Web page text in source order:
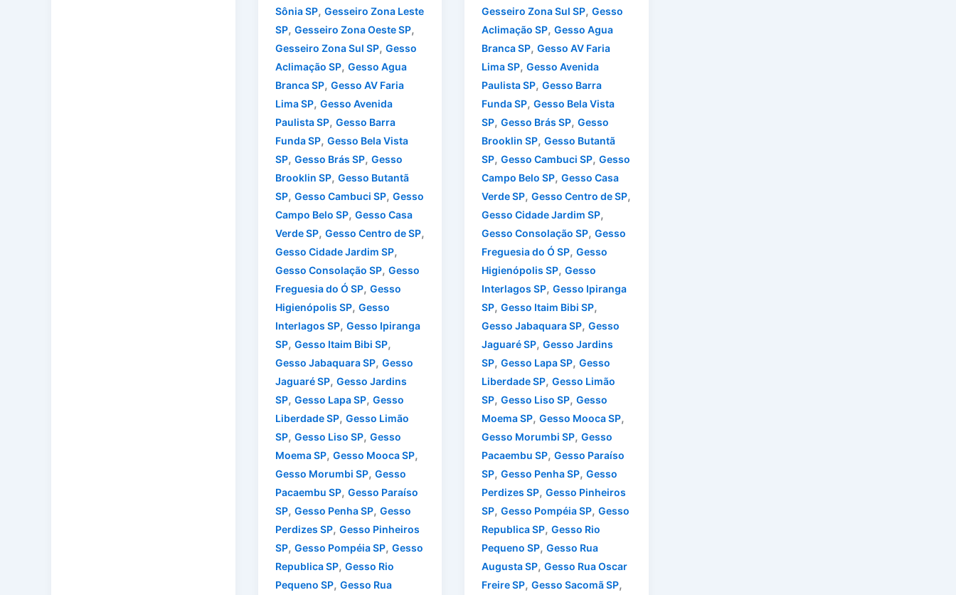
Sônia SP, Gesseiro Zona Leste
SP, Gesseiro Zona Oeste SP,
Gesseiro Zona Sul SP, Gesso
Aclimação SP, Gesso Agua
Branca SP, Gesso AV Faria
Lima SP, Gesso Avenida
Paulista SP, Gesso Barra
Funda SP, Gesso Bela Vista
SP, Gesso Brás SP, Gesso
Brooklin SP, Gesso Butantã
SP, Gesso Cambuci SP, Gesso
Campo Belo SP, Gesso Casa
Verde SP, Gesso Centro de SP,
Gesso Cidade Jardim SP,
Gesso Consolação SP, Gesso
Freguesia do Ó SP, Gesso
Higienópolis SP, Gesso
Interlagos SP, Gesso Ipiranga
SP, Gesso Itaim Bibi SP,
Gesso Jabaquara SP, Gesso
Jaguaré SP, Gesso Jardins
SP, Gesso Lapa SP, Gesso
Liberdade SP, Gesso Limão
SP, Gesso Liso SP, Gesso
Moema SP, Gesso Mooca SP,
Gesso Morumbi SP, Gesso
Pacaembu SP, Gesso Paraíso
SP, Gesso Penha SP, Gesso
Perdizes SP, Gesso Pinheiros
SP, Gesso Pompéia SP, Gesso
Republica SP, Gesso Rio
Pequeno SP, Gesso Rua
Gesseiro Zona Sul SP,Gesso
Aclimação SP,Gesso Agua
Branca SP,Gesso AV Faria
Lima SP,Gesso Avenida
Paulista SP,Gesso Barra
Funda SP,Gesso Bela Vista
SP,Gesso Brás SP,Gesso
Brooklin SP,Gesso Butantã
SP,Gesso Cambuci SP,Gesso
Campo Belo SP,Gesso Casa
Verde SP,Gesso Centro de SP,
Gesso Cidade Jardim SP,
Gesso Consolação SP,Gesso
Freguesia do Ó SP,Gesso
Higienópolis SP,Gesso
Interlagos SP,Gesso Ipiranga
SP,Gesso Itaim Bibi SP,
Gesso Jabaquara SP,Gesso
Jaguaré SP,Gesso Jardins
SP,Gesso Lapa SP,Gesso
Liberdade SP,Gesso Limão
SP,Gesso Liso SP,Gesso
Moema SP,Gesso Mooca SP,
Gesso Morumbi SP,Gesso
Pacaembu SP,Gesso Paraíso
SP,Gesso Penha SP,Gesso
Perdizes SP,Gesso Pinheiros
SP,Gesso Pompéia SP,Gesso
Republica SP,Gesso Rio
Pequeno SP,Gesso Rua
Augusta SP,Gesso Rua Oscar
Freire SP,Gesso Sacomã SP,